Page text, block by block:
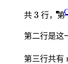
共 3
3 行，第
第二行是这
第三行共有